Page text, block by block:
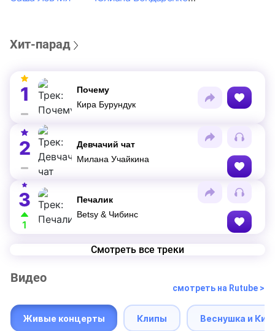
Хит-парад
1
Почему
Кира Бурундук
2
Девчачий чат
Милана Учайкина
3
1
Печалик
Betsy & Чибинс
Смотреть все треки
Видео
смотреть на Rutube >
Живые концерты Клипы Веснушка и